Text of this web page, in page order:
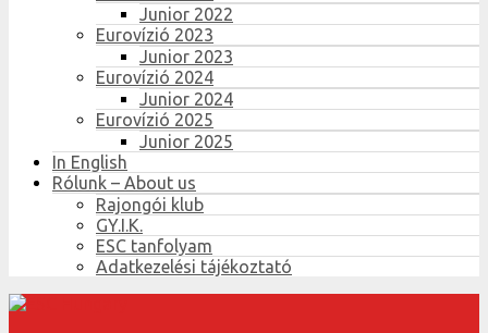
Junior 2022
Eurovízió 2023
Junior 2023
Eurovízió 2024
Junior 2024
Eurovízió 2025
Junior 2025
In English
Rólunk – About us
Rajongói klub
GY.I.K.
ESC tanfolyam
Adatkezelési tájékoztató